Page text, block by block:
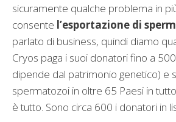
sicuramente qualche problema in
consente l’esportazione di
parlato di business, quindi diamo
Cryos paga i suoi donatori fino a
dipende dal patrimonio genetico) e
spermatozoi in oltre 65 Paesi in
è tutto. Sono circa 600 i donatori in